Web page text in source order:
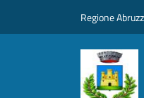
Regione